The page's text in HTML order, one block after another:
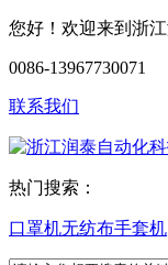
您好！欢迎来到浙
0086-13967730071
联系我们
热门搜索：
口罩机无纺布手套机